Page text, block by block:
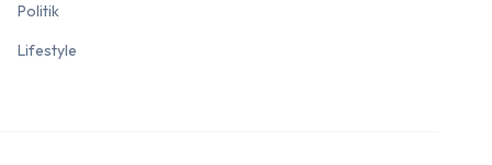
Politik
Lifestyle